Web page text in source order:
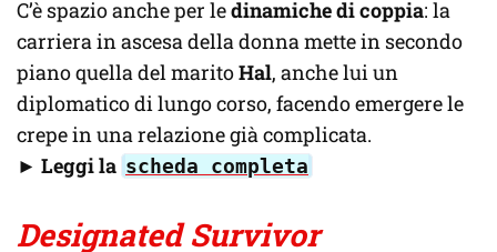
C’è spazio anche per ledinamiche di coppia: la
carriera in ascesa della donna mette in secondo
piano quella del maritoHal, anche lui un
diplomatico di lungo corso, facendo emergere le
crepe in una relazione già complicata.
► Leggi la scheda completa
Designated Survivor